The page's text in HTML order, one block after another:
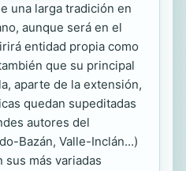
una larga tradición en
aunque será en el
entidad propia como
que su principal
aparte de la extensión,
quedan supeditadas
autores del
Bazán, Valle-Inclán...)
más variadas